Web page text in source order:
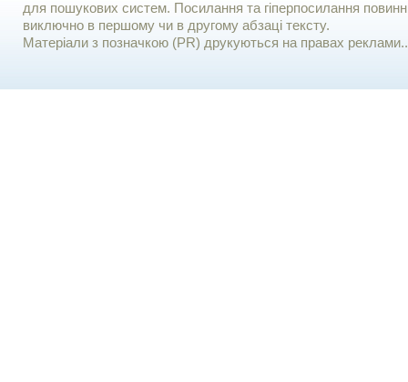
для пошукових систем. Посилання та гіперпосилання
виключно в першому чи в другому абзаці тексту.
Матеріали з позначкою (PR) друкуються на правах реклами..